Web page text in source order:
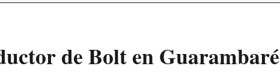
de Bolt en Guarambaré